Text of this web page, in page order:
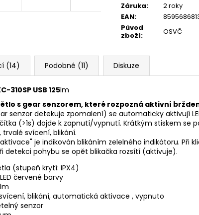
Záruka:
2 roky
EAN:
Původ
zboží: OSVČ
(14) Podobné (11) Diskuze
310SP USB 125lm
s gear senzorem, které rozpozná aktivní
senzor detekuje zpomalení) se automaticky aktivují
(>1s) dojde k zapnutí/vypnutí. Krátkým stiskem se
svícení, blikání.
je indikován blikáním zelelného indikátoru. Při
detekci pohybu se opět blikačka rozsítí (aktivuje).
(stupeň krytí: IPX4)
červené barvy
blikání, automatická aktivace , vypnuto
senzor